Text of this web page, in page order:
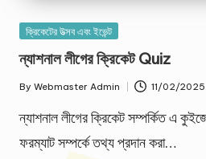
Posted
ক্রিকেটের উত্সব এবং ইভেন্ট
ন্যাশনাল লীগের ক্রিকেট Quiz
Posted
By Webmaster Admin 11/02/2025
ন্যাশনাল লীগের ক্রিকেট সম্পর্কিত এ
ফরম্যাট সম্পর্কে তথ্য প্রদান করা…